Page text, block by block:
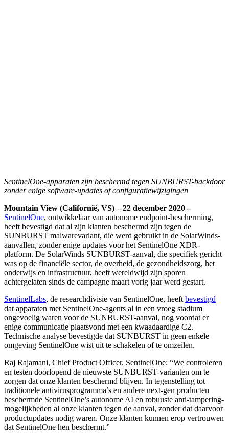
SentinelOne-apparaten zijn beschermd tegen SUNBURST-backdoor
zonder enige software-updates of configuratiewijzigingen
Mountain View (Californië, VS) – 22 december 2020 –
SentinelOne, ontwikkelaar van autonome endpoint-bescherming,
heeft bevestigd dat al zijn klanten beschermd zijn tegen de
SUNBURST malwarevariant, die werd gebruikt in de SolarWinds-
aanvallen, zonder enige updates voor het SentinelOne XDR-
platform. De SolarWinds SUNBURST-aanval, die specifiek gericht
was op de financiële sector, de overheid, de gezondheidszorg, het
onderwijs en infrastructuur, heeft wereldwijd zijn sporen
achtergelaten sinds de campagne maart vorig jaar werd gestart.
SentinelLabs, de researchdivisie van SentinelOne, heeft bevestigd
dat apparaten met SentinelOne-agents al in een vroeg stadium
ongevoelig waren voor de SUNBURST-aanval, nog voordat er
enige communicatie plaatsvond met een kwaadaardige C2.
Technische analyse bevestigde dat SUNBURST in geen enkele
omgeving SentinelOne wist uit te schakelen of te omzeilen.
Raj Rajamani, Chief Product Officer, SentinelOne: “We controleren
en testen doorlopend de nieuwste SUNBURST-varianten om te
zorgen dat onze klanten beschermd blijven. In tegenstelling tot
traditionele antivirusprogramma’s en andere next-gen producten
beschermde SentinelOne’s autonome AI en robuuste anti-tampering-
mogelijkheden al onze klanten tegen de aanval, zonder dat daarvoor
productupdates nodig waren. Onze klanten kunnen erop vertrouwen
dat SentinelOne hen beschermt.”